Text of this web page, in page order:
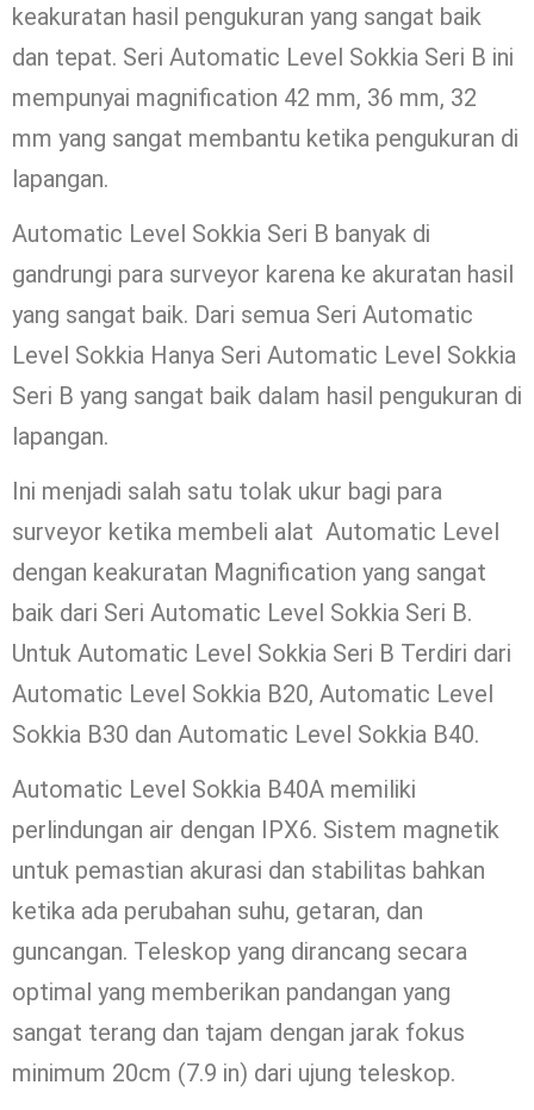
keakuratan hasil pengukuran yang sangat baik
dan tepat. Seri Automatic Level Sokkia Seri B ini
mempunyai magnification 42 mm, 36 mm, 32
mm yang sangat membantu ketika pengukuran di
lapangan.
Automatic Level Sokkia Seri B banyak di
gandrungi para surveyor karena ke akuratan hasil
yang sangat baik. Dari semua Seri Automatic
Level Sokkia Hanya Seri Automatic Level Sokkia
Seri B yang sangat baik dalam hasil pengukuran di
lapangan.
Ini menjadi salah satu tolak ukur bagi para
surveyor ketika membeli alat Automatic Level
dengan keakuratan Magnification yang sangat
baik dari Seri Automatic Level Sokkia Seri B.
Untuk Automatic Level Sokkia Seri B Terdiri dari
Automatic Level Sokkia B20, Automatic Level
Sokkia B30 dan Automatic Level Sokkia B40.
Automatic Level Sokkia B40A memiliki
perlindungan air dengan IPX6. Sistem magnetik
untuk pemastian akurasi dan stabilitas bahkan
ketika ada perubahan suhu, getaran, dan
guncangan. Teleskop yang dirancang secara
optimal yang memberikan pandangan yang
sangat terang dan tajam dengan jarak fokus
minimum 20cm (7.9 in) dari ujung teleskop.